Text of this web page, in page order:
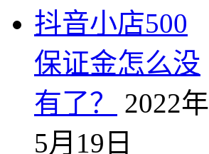
抖音小店500
保证金怎么没
有了？
2022年
5月19日